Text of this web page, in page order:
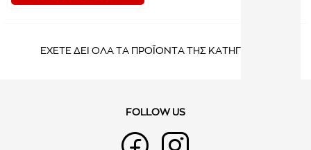
ΕΧΕΤΕ ΔΕΙ ΟΛΑ ΤΑ ΠΡΟΪΟΝΤΑ ΤΗΣ ΚΑΤΗΓΟΡΙΑΣ
FOLLOW US